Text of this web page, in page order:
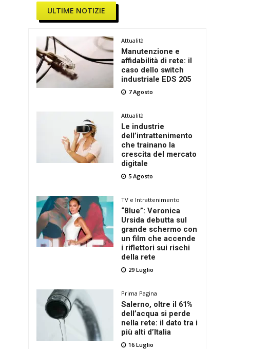
ULTIME NOTIZIE
Attualità
Manutenzione e
affidabilità di rete: il
caso dello switch
industriale EDS 205
7 Agosto
Attualità
Le industrie
dell’intrattenimento
che trainano la
crescita del mercato
digitale
5 Agosto
TV e Intrattenimento
“Blue”: Veronica
Ursida debutta sul
grande schermo con
un film che accende
i riflettori sui rischi
della rete
29 Luglio
Prima Pagina
Salerno, oltre il 61%
dell’acqua si perde
nella rete: il dato tra i
più alti d’Italia
16 Luglio